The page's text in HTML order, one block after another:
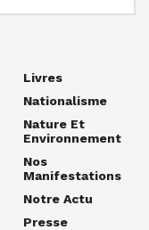
Livres
Nationalisme
Nature Et
Environnement
Nos
Manifestations
Notre Actu
Presse